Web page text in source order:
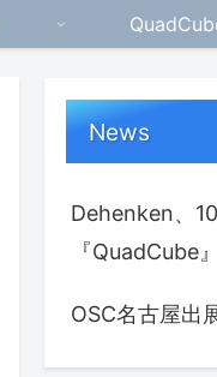
News
Dehenken、
『QuadCube
OSC名古屋出